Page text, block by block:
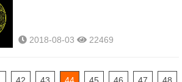
2018-08-03 22469